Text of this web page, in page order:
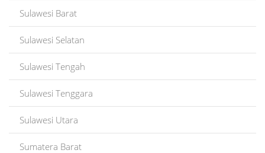
Sulawesi Barat
Sulawesi Selatan
Sulawesi Tengah
Sulawesi Tenggara
Sulawesi Utara
Sumatera Barat